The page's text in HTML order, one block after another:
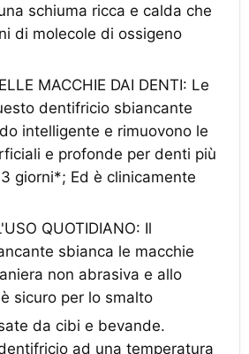
schiuma ricca e calda che
di molecole di ossigeno
MACCHIE DAI DENTI: Le
dentifricio sbiancante
intelligente e rimuovono le
e profonde per denti più
giorni*; Ed è clinicamente
QUOTIDIANO: Il
sbianca le macchie
non abrasiva e allo
sicuro per lo smalto
da cibi e bevande.
ad una temperatura